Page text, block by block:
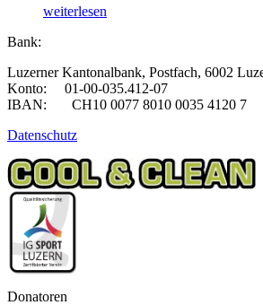
„Line
2021“
weiterlesen
Bank:
Luzerner Kantonalbank, Postfach, 6002
Konto: 01-00-035.412-07
IBAN: CH10 0077 8010 0035 4120 7
Datenschutz
Donatoren